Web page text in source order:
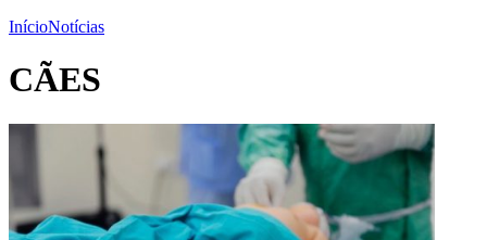
InícioNotícias
CÃES